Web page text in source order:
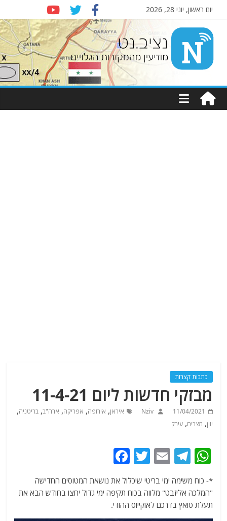
יום ראשון, יוני 28, 2026
Nziv.net
מודיעין
מהמקורות
כתבות קצרות
מבזקי חדשות ליום 11-4-21
11/04/2021
Nziv איראן, אירופה, אפריקה, ארה"ב,בריטניה,
יוון, מצרים,עירק
W
at
s
T
e
g
E
ai
l
T
w
itt
er
c
e
*- כוח משימה ימי בריטי שיכלול את נושאת המטוסים החדישה
"המלכה אליזבט" מלווה בכוח תקיפה ימי גדול יחצו בחודש הבא את
תעלת סואץ בדרכם לאוקייוס ההודי.